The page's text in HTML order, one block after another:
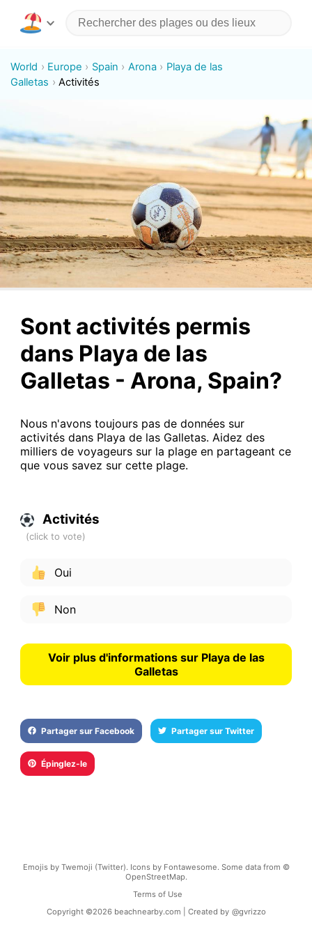
World Europe Spain Arona
Playa de las
Galletas
Activités
Sont activités permis
dans Playa de las
Galletas - Arona, Spain?
Nous n'avons toujours pas de données sur
activités dans Playa de las Galletas. Aidez des
milliers de voyageurs sur la plage en partageant ce
que vous savez sur cette plage.
Activités
Oui
Non
Voir plus d'informations sur Playa de las
Galletas
Partager sur Facebook Partager sur Twitter
Épinglez-le
Emojis by Twemoji (Twitter). Icons by Fontawesome. Some data from ©
OpenStreetMap.
Terms of Use
Copyright ©2026 beachnearby.com | Created by @gvrizzo